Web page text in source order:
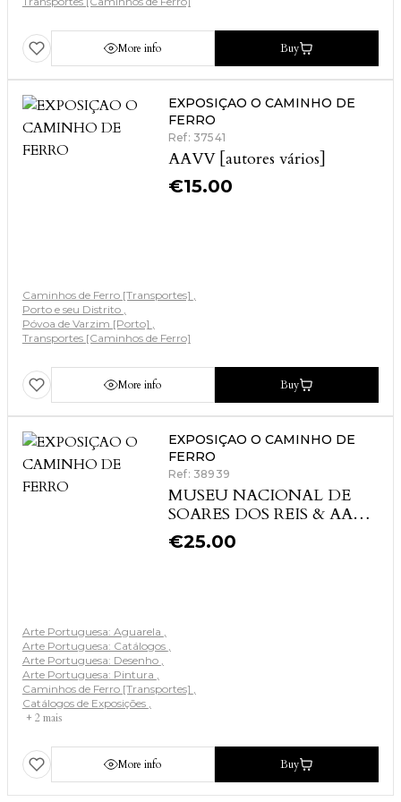
More info Buy
EXPOSIÇAO O CAMINHO DE
FERRO
Ref: 37541
AAVV [autores vários]
€15.00
Caminhos de Ferro [Transportes]
Porto e seu Distrito
Póvoa de Varzim [Porto]
Transportes [Caminhos de Ferro]
More info Buy
EXPOSIÇAO O CAMINHO DE
FERRO
Ref: 38939
MUSEU NACIONAL DE
SOARES DOS REIS & AAVV
[autores vários]
€25.00
Arte Portuguesa: Aguarela
Arte Portuguesa: Catálogos
Arte Portuguesa: Desenho
Arte Portuguesa: Pintura
Caminhos de Ferro [Transportes]
Catálogos de Exposições
+ 2 mais
More info Buy